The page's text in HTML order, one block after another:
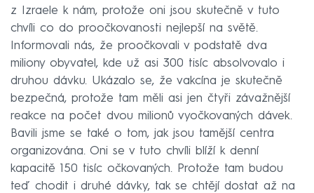
z Izraele k nám, protože oni jsou skutečně v tuto
chvíli co do proočkovanosti nejlepší na světě.
Informovali nás, že proočkovali v podstatě dva
miliony obyvatel, kde už asi 300 tisíc absolvovalo i
druhou dávku. Ukázalo se, že vakcína je skutečně
bezpečná, protože tam měli asi jen čtyři závažnější
reakce na počet dvou milionů vyočkovaných dávek.
Bavili jsme se také o tom, jak jsou tamější centra
organizována. Oni se v tuto chvíli blíží k denní
kapacitě 150 tisíc očkovaných. Protože tam budou
teď chodit i druhé dávky, tak se chtějí dostat až na